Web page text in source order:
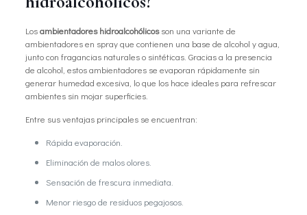
Losambientadores hidroalcohólicosson una variante de
ambientadores en spray que contienen una base de alcohol y agua,
junto con fragancias naturales o sintéticas. Gracias a la presencia
de alcohol, estos ambientadores se evaporan rápidamente sin
generar humedad excesiva, lo que los hace ideales para refrescar
ambientes sin mojar superficies.
Entre sus ventajas principales se encuentran:
Rápida evaporación.
Eliminación de malos olores.
Sensación de frescura inmediata.
Menor riesgo de residuos pegajosos.